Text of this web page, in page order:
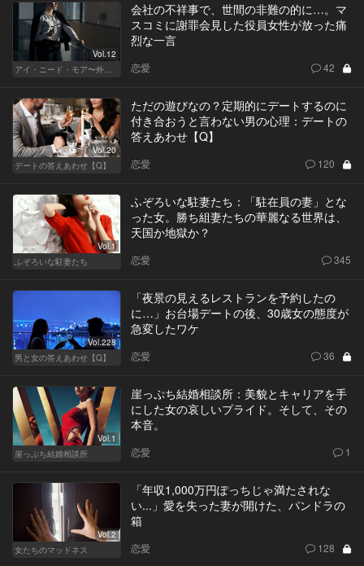
Vol.12
アイ・ニード・モア〜外資系オンナの欲望〜
会社の不祥事で、世間の非難の的に…。マ
スコミに謝罪会見した役員女性が放った痛
烈な一言
恋愛 42
Vol.20
デートの答えあわせ【Q】
ただの遊びなの？定期的にデートするのに
付き合おうと言わない男の心理：デートの
答えあわせ【Q】
恋愛 120
Vol.1
ふぞろいな駐妻たち
ふぞろいな駐妻たち：「駐在員の妻」とな
った女。勝ち組妻たちの華麗なる世界は、
天国か地獄か？
恋愛 345
Vol.228
男と女の答えあわせ【Q】
「夜景の見えるレストランを予約したの
に…」お台場デートの後、30歳女の態度が
急変したワケ
恋愛 36
Vol.1
崖っぷち結婚相談所
崖っぷち結婚相談所：美貌とキャリアを手
にした女の哀しいプライド。そして、その
本音。
恋愛 1
Vol.2
女たちのマッドネス
「年収1,000万円ぽっちじゃ満たされな
い...」愛を失った妻が開けた、パンドラの
箱
恋愛 128